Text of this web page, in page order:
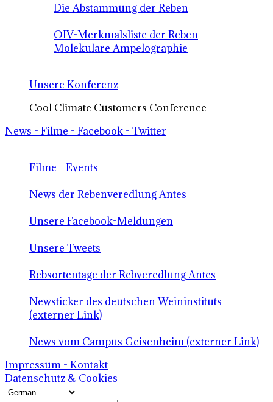
Die Abstammung der Reben
OIV-Merkmalsliste der Reben
Molekulare Ampelographie
Unsere Konferenz
Cool Climate Customers Conference
News - Filme - Facebook - Twitter
Filme - Events
News der Rebenveredlung Antes
Unsere Facebook-Meldungen
Unsere Tweets
Rebsortentage der Rebveredlung Antes
Newsticker des deutschen Weininstituts
(externer Link)
News vom Campus Geisenheim (externer Link)
Impressum - Kontakt
Datenschutz & Cookies